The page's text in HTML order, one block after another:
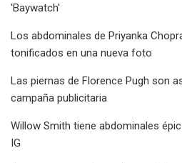
'Baywatch'
Los abdominales de Priyanka
tonificados en una nueva foto
Las piernas de Florence Pugh son
campaña publicitaria
Willow Smith tiene abdominales
IG